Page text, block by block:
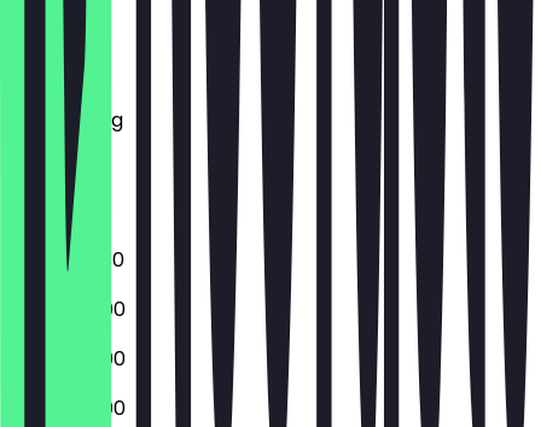
Montag
Dienstag
Mittwoch
Donnerstag
Freitag
Samstag
Sonntag
17:00 - 22:30
17:00 - 23:00
17:00 - 23:00
17:00 - 23:00